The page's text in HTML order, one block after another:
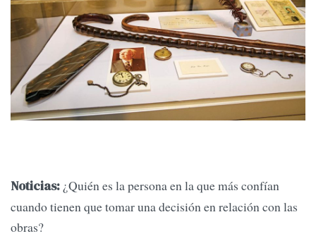
Noticias: ¿Quién es la persona en la que más confían
cuando tienen que tomar una decisión en relación con las
obras?